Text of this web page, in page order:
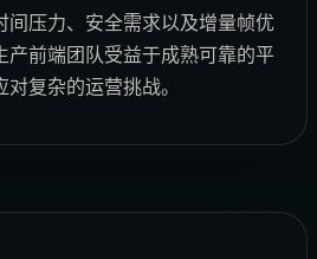
间压力、安全需求以及增量帧优
产前端团队受益于成熟可靠的平
复杂的运营挑战。